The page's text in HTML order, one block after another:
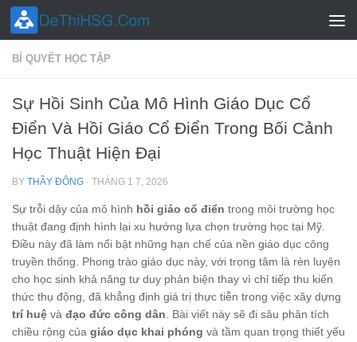
Skip to content
BÍ QUYẾT HỌC TẬP
Sự Hồi Sinh Của Mô Hình Giáo Dục Cổ
Điển Và Hồi Giáo Cổ Điển Trong Bối Cảnh
Học Thuật Hiện Đại
BY THẦY ĐÔNG · THÁNG 1 7, 2026
Sự trỗi dậy của mô hình hồi giáo cổ điển trong môi trường học
thuật đang định hình lại xu hướng lựa chọn trường học tại Mỹ.
Điều này đã làm nổi bật những hạn chế của nền giáo dục công
truyền thống. Phong trào giáo dục này, với trọng tâm là rèn luyện
cho học sinh khả năng tư duy phản biện thay vì chỉ tiếp thu kiến
thức thụ động, đã khẳng định giá trị thực tiễn trong việc xây dựng
trí huệ và đạo đức công dân. Bài viết này sẽ đi sâu phân tích
chiều rộng của giáo dục khai phóng và tầm quan trọng thiết yếu